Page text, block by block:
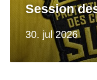
30. jul 2026
Session